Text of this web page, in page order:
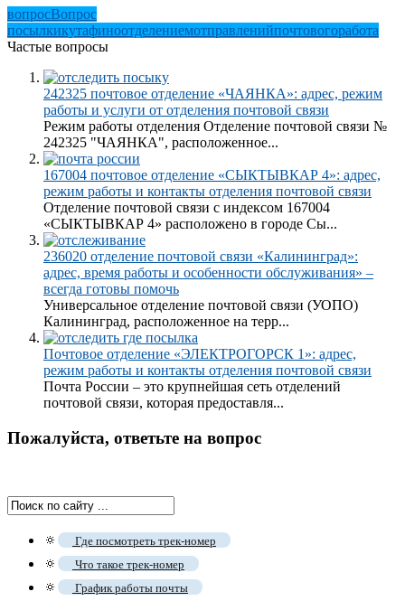
вопросВопрос
посылкикутафиноотделениемотправленийпочтовогоработа
Частые вопросы
242325 почтовое отделение «ЧАЯНКА»: адрес, режим
работы и услуги от отделения почтовой связи
Режим работы отделения Отделение почтовой связи №
242325 "ЧАЯНКА", расположенное...
167004 почтовое отделение «СЫКТЫВКАР 4»: адрес,
режим работы и контакты отделения почтовой связи
Отделение почтовой связи с индексом 167004
«СЫКТЫВКАР 4» расположено в городе Сы...
236020 отделение почтовой связи «Калининград»:
адрес, время работы и особенности обслуживания» –
всегда готовы помочь
Универсальное отделение почтовой связи (УОПО)
Калининград, расположенное на терр...
Почтовое отделение «ЭЛЕКТРОГОРСК 1»: адрес,
режим работы и контакты отделения почтовой связи
Почта России – это крупнейшая сеть отделений
почтовой связи, которая предоставля...
Пожалуйста, ответьте на вопрос
🔅 Где посмотреть трек-номер
🔅 Что такое трек-номер
🔅 График работы почты